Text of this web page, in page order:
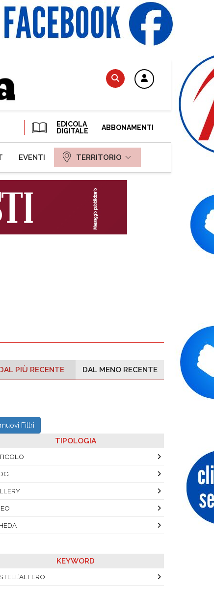
EDICOLA
DIGITALE
ABBONAMENTI
EVENTI TERRITORIO
PIÙ RECENTE DAL MENO RECENTE
Filtri
TIPOLOGIA
KEYWORD